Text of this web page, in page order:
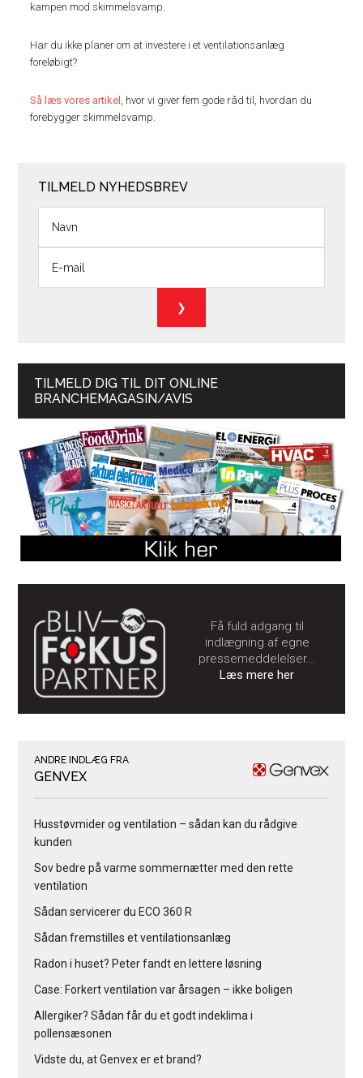
kampen mod skimmelsvamp.
Har du ikke planer om at investere i et ventilationsanlæg
foreløbigt?
Så læs vores artikel
, hvor vi giver fem gode råd til, hvordan du
forebygger skimmelsvamp.
TILMELD NYHEDSBREV
TILMELD DIG TIL DIT ONLINE
BRANCHEMAGASIN/AVIS
Få fuld adgang til
indlægning af egne
pressemeddelelser...
Læs mere her
ANDRE INDLÆG FRA
GENVEX
Husstøvmider og ventilation – sådan kan du rådgive
kunden
Sov bedre på varme sommernætter med den rette
ventilation
Sådan servicerer du ECO 360 R
Sådan fremstilles et ventilationsanlæg
Radon i huset? Peter fandt en lettere løsning
Case: Forkert ventilation var årsagen – ikke boligen
Allergiker? Sådan får du et godt indeklima i
pollensæsonen
Vidste du, at Genvex er et brand?